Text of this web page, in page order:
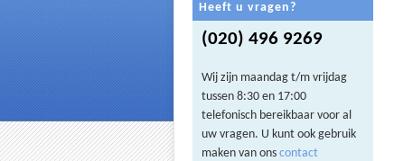
Heeft u vragen?
(020) 496 9269
Wij zijn maandag t/m vrijdag
tussen 8:30 en 17:00
telefonisch bereikbaar voor al
uw vragen. U kunt ook gebruik
maken van ons contact